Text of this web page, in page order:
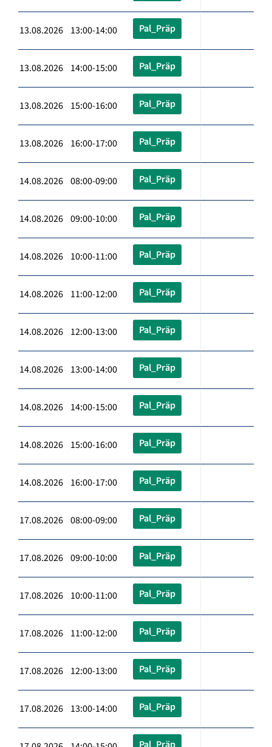
13.08.2026 13:00-14:00 Pal_Präp
13.08.2026 14:00-15:00 Pal_Präp
13.08.2026 15:00-16:00 Pal_Präp
13.08.2026 16:00-17:00 Pal_Präp
14.08.2026 08:00-09:00 Pal_Präp
14.08.2026 09:00-10:00 Pal_Präp
14.08.2026 10:00-11:00 Pal_Präp
14.08.2026 11:00-12:00 Pal_Präp
14.08.2026 12:00-13:00 Pal_Präp
14.08.2026 13:00-14:00 Pal_Präp
14.08.2026 14:00-15:00 Pal_Präp
14.08.2026 15:00-16:00 Pal_Präp
14.08.2026 16:00-17:00 Pal_Präp
17.08.2026 08:00-09:00 Pal_Präp
17.08.2026 09:00-10:00 Pal_Präp
17.08.2026 10:00-11:00 Pal_Präp
17.08.2026 11:00-12:00 Pal_Präp
17.08.2026 12:00-13:00 Pal_Präp
17.08.2026 13:00-14:00 Pal_Präp